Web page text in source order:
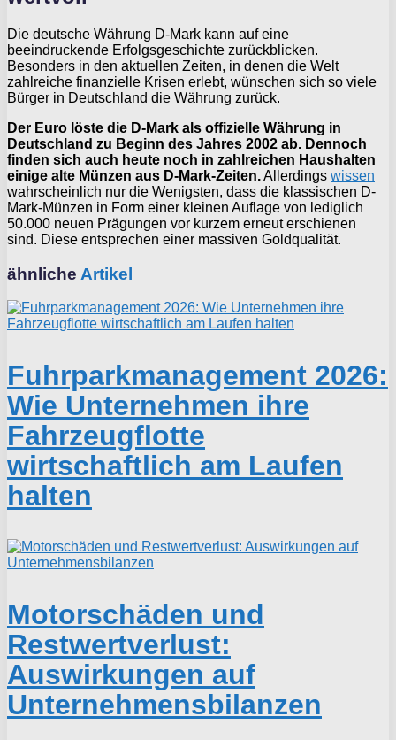
Die deutsche Währung D-Mark kann auf eine
beeindruckende Erfolgsgeschichte zurückblicken.
Besonders in den aktuellen Zeiten, in denen die Welt
zahlreiche finanzielle Krisen erlebt, wünschen sich so viele
Bürger in Deutschland die Währung zurück.
Der Euro löste die D-Mark als offizielle Währung in
Deutschland zu Beginn des Jahres 2002 ab. Dennoch
finden sich auch heute noch in zahlreichen Haushalten
einige alte Münzen aus D-Mark-Zeiten.Allerdings wissen
wahrscheinlich nur die Wenigsten, dass die klassischen D-
Mark-Münzen in Form einer kleinen Auflage von lediglich
50.000 neuen Prägungen vor kurzem erneut erschienen
sind. Diese entsprechen einer massiven Goldqualität.
ähnliche Artikel
Fuhrparkmanagement 2026:
Wie Unternehmen ihre
Fahrzeugflotte
wirtschaftlich am Laufen
halten
Motorschäden und
Restwertverlust:
Auswirkungen auf
Unternehmensbilanzen